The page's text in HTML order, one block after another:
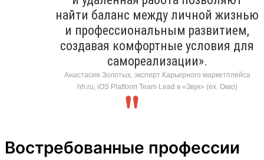
найти баланс между личной жизнью
и профессиональным развитием,
создавая комфортные условия для
самореализации».
Анастасия Золотых, эксперт Карьерного маркетплейса
hh.ru, iOS Platform Team Lead в «Звук» (ex. Окко)
Востребованные профессии